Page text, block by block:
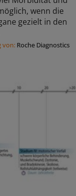
wenn die
gezielt in den
von: Roche Diagnostics